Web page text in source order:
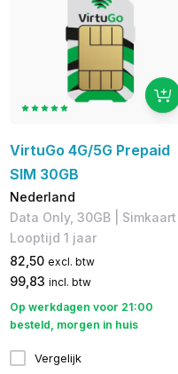
VirtuGo 4G/5G Prepaid
SIM 30GB
Nederland
Data Only, 30GB | Simkaart |
Looptijd 1 jaar
82,50 excl. btw
99,83 incl. btw
Op werkdagen voor 21:00
besteld, morgen in huis
Vergelijk